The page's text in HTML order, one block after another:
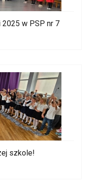
2025 w PSP nr 7
szkole!